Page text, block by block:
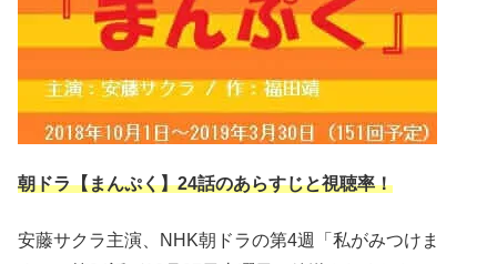
朝ドラ【まんぷく】24話のあらすじと視聴率！
安藤サクラ主演、NHK朝ドラの第4週「私がみつけま